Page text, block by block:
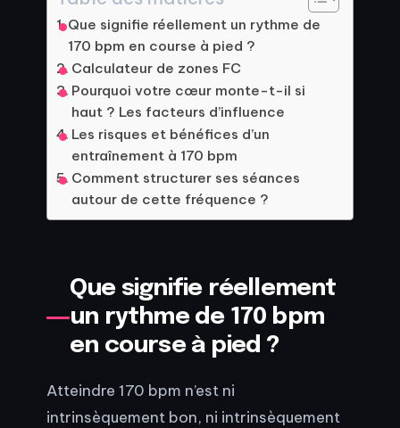
Que signifie réellement un rythme de
170 bpm en course à pied ?
Calculateur de zones FC
Pourquoi votre cœur monte-t-il si
haut ? Les facteurs d’influence
Les risques et bénéfices d’un
entraînement à 170 bpm
Comment structurer ses séances
autour de cette fréquence ?
Que signifie réellement
un rythme de 170 bpm
en course à pied ?
Atteindre 170 bpm n’est ni
intrinsèquement bon, ni intrinsèquement